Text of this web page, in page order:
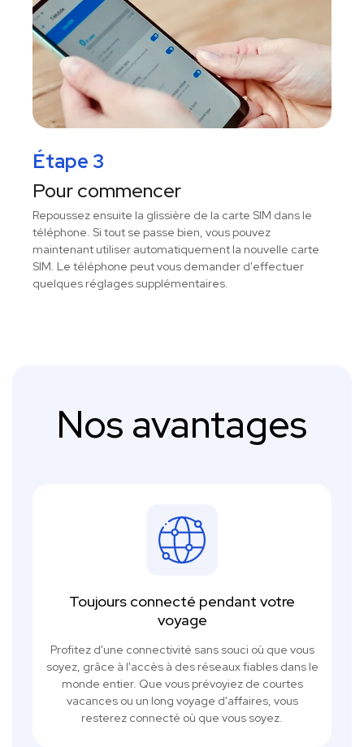
Étape 3
Pour commencer
Repoussez ensuite la glissière de la carte SIM dans le
téléphone. Si tout se passe bien, vous pouvez
maintenant utiliser automatiquement la nouvelle carte
SIM. Le téléphone peut vous demander d'effectuer
quelques réglages supplémentaires.
Nos avantages
Toujours connecté pendant votre
voyage
Profitez d'une connectivité sans souci où que vous
soyez, grâce à l'accès à des réseaux fiables dans le
monde entier. Que vous prévoyiez de courtes
vacances ou un long voyage d'affaires, vous
resterez connecté où que vous soyez.